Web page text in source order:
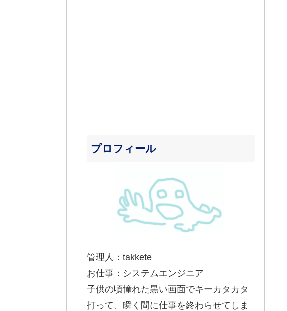
プロフィール
管理人：takkete
お仕事：システムエンジニア
子供の頃憧れた黒い画面でキーカタカタ
打って、瞬く間に仕事を終わらせてしま